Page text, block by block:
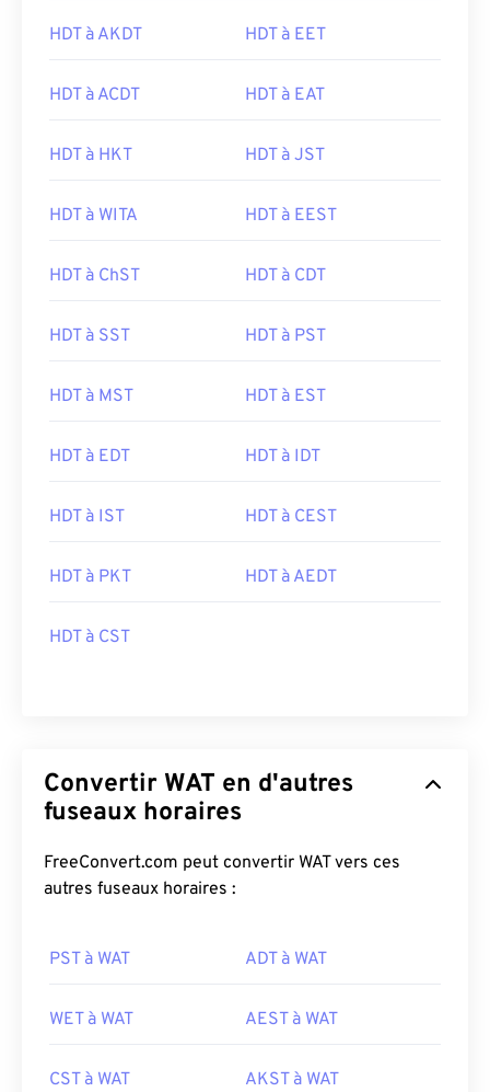
HDT à AKDT HDT à EET
HDT à ACDT HDT à EAT
HDT à HKT HDT à JST
HDT à WITA HDT à EEST
HDT à ChST HDT à CDT
HDT à SST HDT à PST
HDT à MST HDT à EST
HDT à EDT HDT à IDT
HDT à IST HDT à CEST
HDT à PKT HDT à AEDT
HDT à CST
Convertir WAT en d'autres
fuseaux horaires
FreeConvert.com peut convertir WAT vers ces
autres fuseaux horaires :
PST à WAT ADT à WAT
WET à WAT AEST à WAT
CST à WAT AKST à WAT